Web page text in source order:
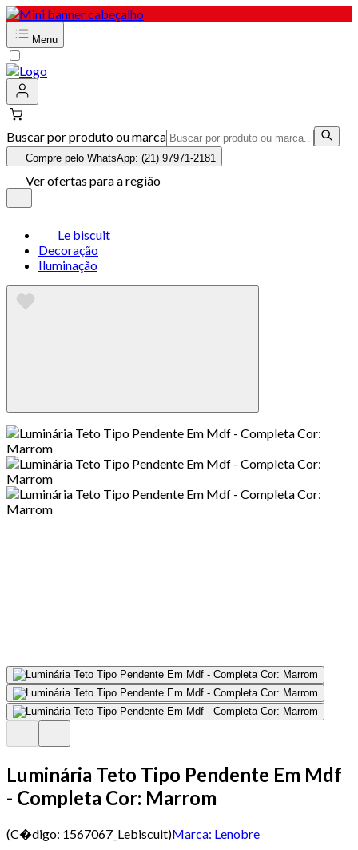
Menu
Buscar por produto ou marca
Compre pelo WhatsApp: (21) 97971-2181
Ver ofertas para a região
Le biscuit
Decoração
Iluminação
Luminária Teto Tipo Pendente Em Mdf
- Completa Cor: Marrom
(C�digo: 1567067_Lebiscuit)Marca: Lenobre